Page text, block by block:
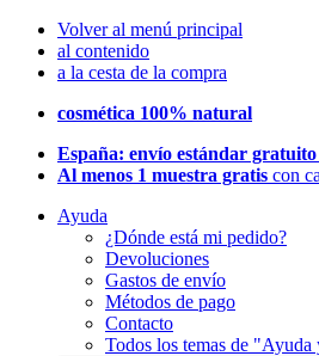
Volver al menú principal
al contenido
a la cesta de la compra
cosmética 100% natural
España: envío estándar gratuito
Al menos 1 muestra gratis con
Ayuda
¿Dónde está mi pedido?
Devoluciones
Gastos de envío
Métodos de pago
Contacto
Todos los temas de "Ayuda